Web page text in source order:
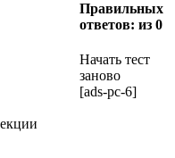
Правильных
ответов: из 0
Начать тест
заново
[ads-pc-6]